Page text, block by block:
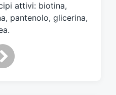
attivi: biotina,
pantenolo, glicerina,